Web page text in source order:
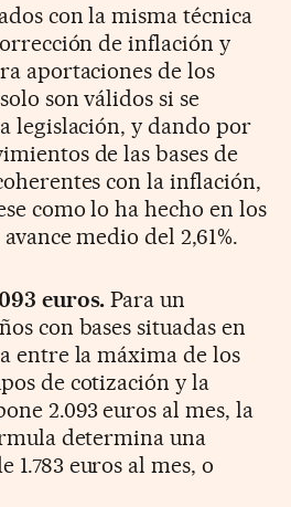
con la misma técnica
de inflación y
aportaciones de los
son válidos si se
legislación, y dando por
de las bases de
con la inflación,
como lo ha hecho en los
medio del 2,61%.
euros. Para un
con bases situadas en
entre la máxima de los
de cotización y la
2.093 euros al mes, la
determina una
euros al mes, o